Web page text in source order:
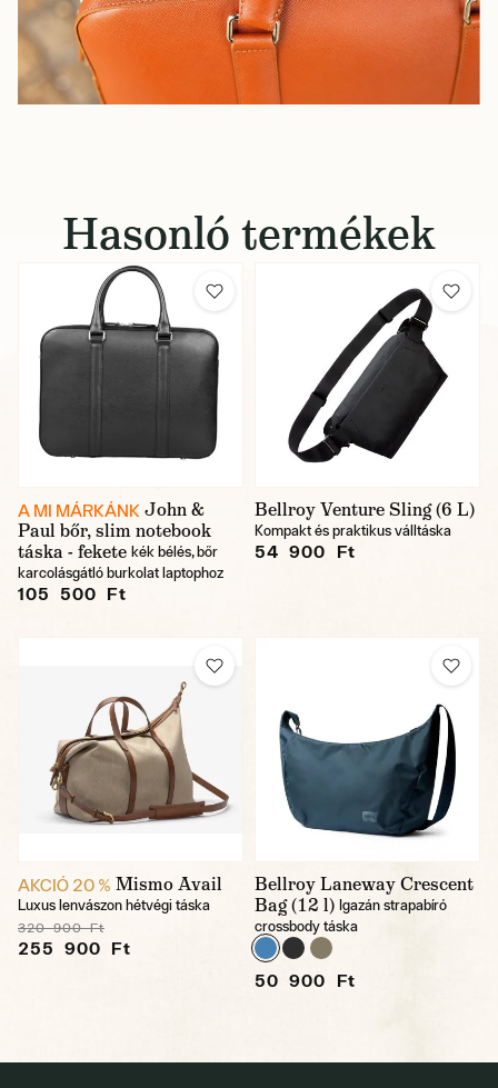
Hasonló termékek
A MI MÁRKÁNK John &
Paul bőr, slim notebook
táska - fekete kék bélés, bőr
karcolásgátló burkolat laptophoz
105 500 Ft
Bellroy Venture Sling (6 L)
Kompakt és praktikus válltáska
54 900 Ft
AKCIÓ 20 % Mismo Avail
Luxus lenvászon hétvégi táska
320 900 Ft
255 900 Ft
Bellroy Laneway Crescent
Bag (12 l) Igazán strapabíró
crossbody táska
50 900 Ft